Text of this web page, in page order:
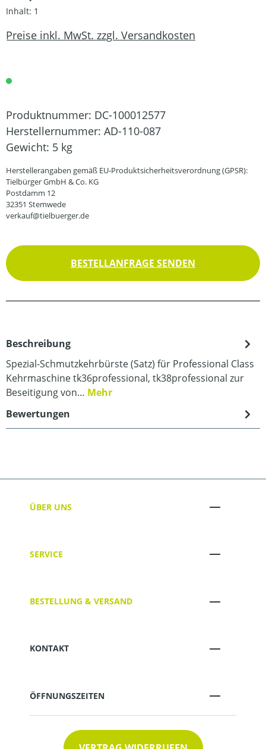
Inhalt: 1
Preise inkl. MwSt. zzgl. Versandkosten
Produktnummer: DC-100012577
Herstellernummer: AD-110-087
Gewicht: 5 kg
Herstellerangaben gemäß EU-Produktsicherheitsverordnung (GPSR):
Tielbürger GmbH & Co. KG
Postdamm 12
32351 Stemwede
verkauf@tielbuerger.de
BESTELLANFRAGE SENDEN
Beschreibung
Spezial-Schmutzkehrbürste (Satz) für Professional Class
Kehrmaschine tk36professional, tk38professional zur
Beseitigung von… Mehr
Bewertungen
ÜBER UNS
SERVICE
BESTELLUNG & VERSAND
KONTAKT
ÖFFNUNGSZEITEN